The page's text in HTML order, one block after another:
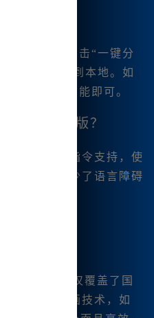
出图像。点击“一键分
片，并保存到本地。如
择“下载”功能即可。
官方中文版？
中文界面和指令支持，使
行创作，减少了语言障碍
中文版不仅覆盖了国
持最新的绘画技术，如